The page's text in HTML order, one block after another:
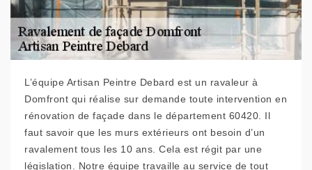
L’équipe Artisan Peintre Debard est un ravaleur à
Domfront qui réalise sur demande toute intervention en
rénovation de façade dans le département 60420. Il
faut savoir que les murs extérieurs ont besoin d’un
ravalement tous les 10 ans. Cela est régit par une
législation. Notre équipe travaille au service de tout